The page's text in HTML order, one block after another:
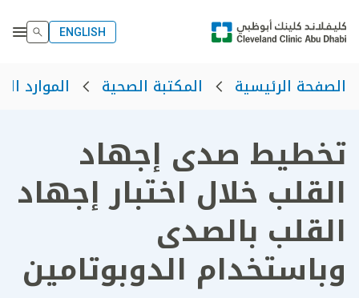
ENGLISH
الصفحة الرئيسية المكتبة الصحية الموارد
تخطيط صدى إجهاد
القلب خلال اختبار إجهاد
القلب بالصدى
وباستخدام الدوبوتامين